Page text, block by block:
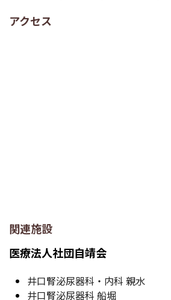
アクセス
関連施設
医療法人社団自靖会
井口腎泌尿器科・内科 親水
井口腎泌尿器科 船堀